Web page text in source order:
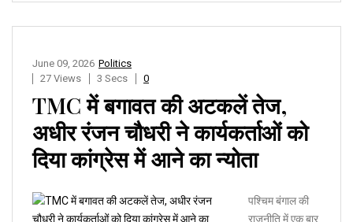
Politics
June 09, 2026
27 Views
3 Secs 0
TMC में बगावत की अटकलें तेज,
अधीर रंजन चौधरी ने कार्यकर्ताओं को
दिया कांग्रेस में आने का न्योता
पश्चिम बंगाल की
राजनीति में एक बार